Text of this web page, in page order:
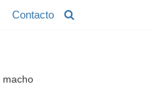
Contacto
macho